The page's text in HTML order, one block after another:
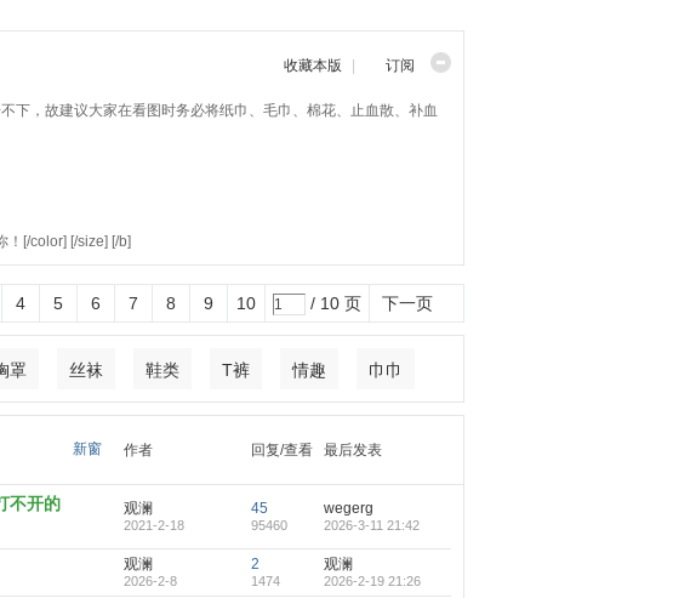
收藏本版 订阅
下，故建议大家在看图时务必将纸巾、毛巾、棉花、止血散、补血
！[/color] [/size] [/b]
4 5 6 7 8 9 10 / 10 页 下一页
罩 丝袜 鞋类 T裤 情趣 巾巾
新窗 作者 回复/查看 最后发表
不开的
观澜
2021-2-18
45
95460
wegerg
2026-3-11 21:42
观澜
2026-2-8
2
1474
观澜
2026-2-19 21:26